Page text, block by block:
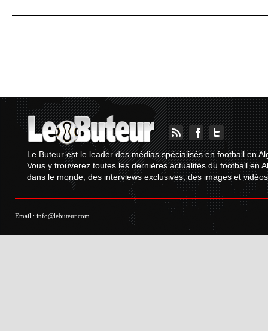
Le Buteur est le leader des médias spécialisés en football en
Vous y trouverez toutes les dernières actualités du football en
dans le monde, des interviews exclusives, des images et
Email : info@lebuteur.com